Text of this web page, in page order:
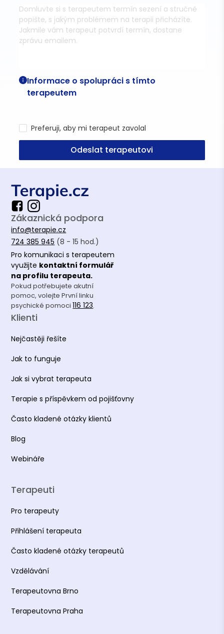
Informace o spolupráci s tímto
terapeutem
Preferuji, aby mi terapeut zavolal
Odeslat terapeutovi
Zákaznická podpora
info@terapie.cz
724 385 945 (8 - 15 hod.)
Pro komunikaci s terapeutem
využijte kontaktní formulář
na profilu terapeuta.
Pokud potřebujete akutní
pomoc, volejte První linku
psychické pomoci116 123.
Klienti
Nejčastěji řešíte
Jak to funguje
Jak si vybrat terapeuta
Terapie s příspěvkem od pojišťovny
Často kladené otázky klientů
Blog
Webináře
Terapeuti
Pro terapeuty
Přihlášení terapeuta
Často kladené otázky terapeutů
Vzdělávání
Terapeutovna Brno
Terapeutovna Praha